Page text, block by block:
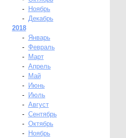
-
Ноябрь
- Декабрь
2018
-
Январь
- Февраль
-
Март
- Апрель
-
Май
-
Июнь
-
Июль
- Август
- Сентябрь
- Октябрь
-
Ноябрь